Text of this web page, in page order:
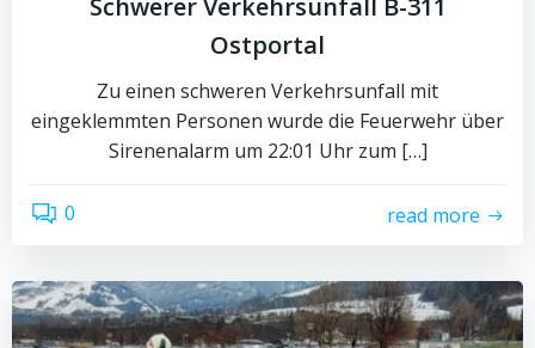
Schwerer Verkehrsunfall B-311
Ostportal
Zu einen schweren Verkehrsunfall mit
eingeklemmten Personen wurde die Feuerwehr über
Sirenenalarm um 22:01 Uhr zum […]
0 read more